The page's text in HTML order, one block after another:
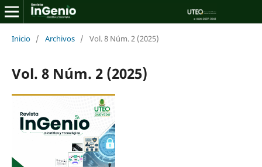
Inicio / Archivos / Vol. 8 Núm. 2 (2025)
Vol. 8 Núm. 2 (2025)